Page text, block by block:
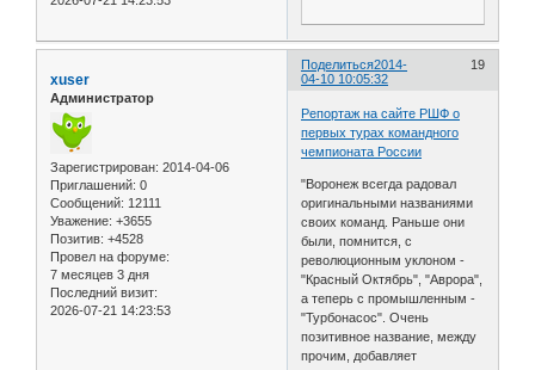
Поделиться 19
2014-
04-10 10:05:32
xuser
Администратор
Зарегистрирован: 2014-04-06
Приглашений: 0
Сообщений: 12111
Уважение: +3655
Позитив: +4528
Провел на форуме:
7 месяцев 3 дня
Последний визит:
2026-07-21 14:23:53
Репортаж на сайте РШФ о
первых турах командного
чемпионата России
"Воронеж всегда радовал
оригинальными названиями
своих команд. Раньше они
были, помнится, с
революционным уклоном -
"Красный Октябрь", "Аврора",
а теперь с промышленным -
"Турбонасос". Очень
позитивное название, между
прочим, добавляет